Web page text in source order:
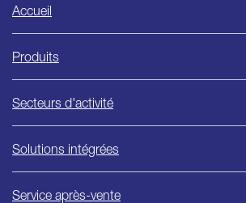
Ishida
Accueil
Produits
Secteurs d'activité
Solutions intégrées
Service après-vente